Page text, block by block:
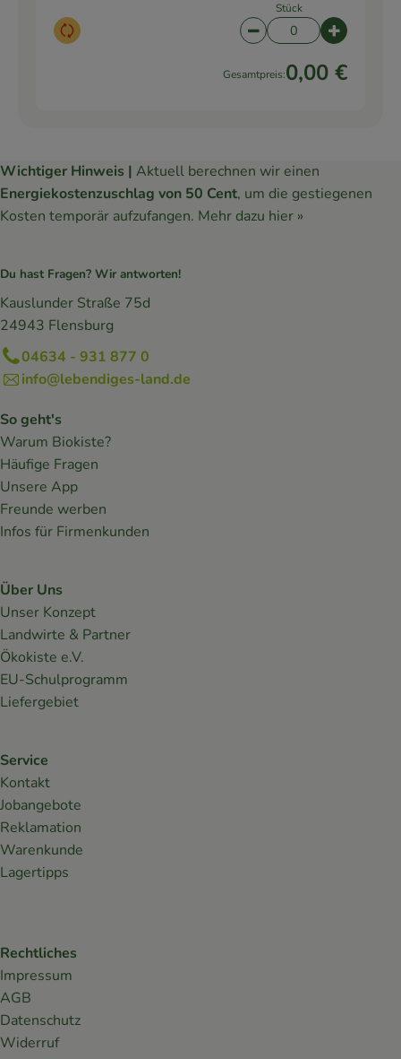
Auswahl ändern
Stück
Artikelanzahl
Gesamtpreis:0,00 €
Wichtiger Hinweis | Aktuell berechnen wir einen
Energiekostenzuschlag von 50 Cent, um die gestiegenen
Kosten temporär aufzufangen. Mehr dazu hier »
Du hast Fragen? Wir antworten!
Kauslunder Straße 75d
24943 Flensburg
04634 - 931 877 0
info@lebendiges-land.de
So geht's
Warum Biokiste?
Häufige Fragen
Unsere App
Freunde werben
Infos für Firmenkunden
Über Uns
Unser Konzept
Landwirte & Partner
Ökokiste e.V.
EU-Schulprogramm
Liefergebiet
Service
Kontakt
Jobangebote
Reklamation
Warenkunde
Lagertipps
Rechtliches
Impressum
AGB
Datenschutz
Widerruf